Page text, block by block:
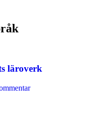
läroverk